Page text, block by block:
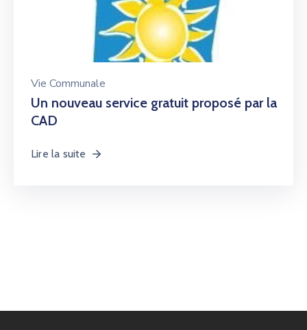
Vie Communale
Un nouveau service gratuit proposé par la
CAD
Lire la suite